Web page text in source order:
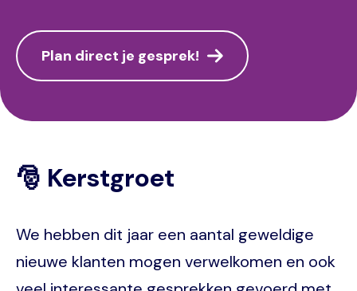
Plan direct je gesprek!
🎅 Kerstgroet
We hebben dit jaar een aantal geweldige
nieuwe klanten mogen verwelkomen en ook